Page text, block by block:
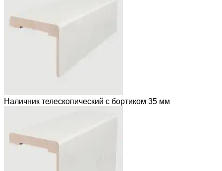
Наличник телескопический с бортиком 35 мм